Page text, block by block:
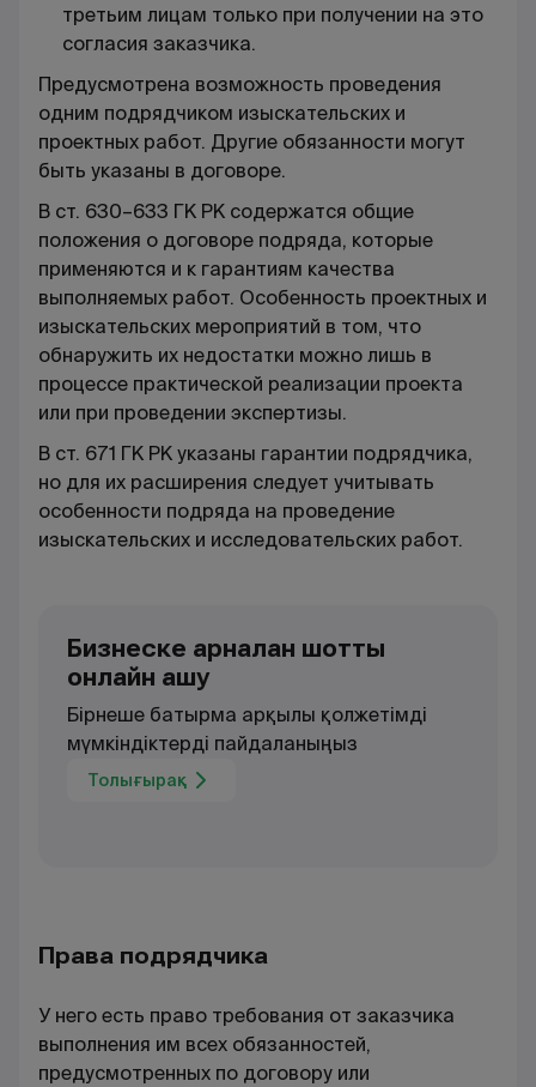
третьим лицам только при получении на это
согласия заказчика.
Предусмотрена возможность проведения
одним подрядчиком изыскательских и
проектных работ. Другие обязанности могут
быть указаны в договоре.
В ст. 630–633 ГК РК содержатся общие
положения о договоре подряда, которые
применяются и к гарантиям качества
выполняемых работ. Особенность проектных и
изыскательских мероприятий в том, что
обнаружить их недостатки можно лишь в
процессе практической реализации проекта
или при проведении экспертизы.
В ст. 671 ГК РК указаны гарантии подрядчика,
но для их расширения следует учитывать
особенности подряда на проведение
изыскательских и исследовательских работ.
Бизнеске арналған шотты
онлайн ашу
Бірнеше батырма арқылы қолжетімді
мүмкіндіктерді пайдаланыңыз
Толығырақ
Права подрядчика
У него есть право требования от заказчика
выполнения им всех обязанностей,
предусмотренных по договору или